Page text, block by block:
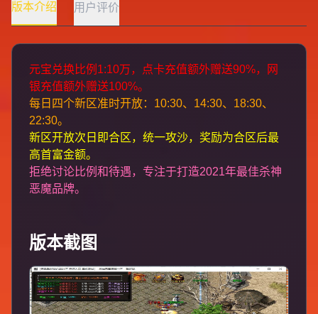
版本介绍 用户评价
元宝兑换比例1:10万，点卡充值额外赠送90%，网
银充值额外赠送100%。
每日四个新区准时开放：10:30、14:30、18:30、
22:30。
新区开放次日即合区，统一攻沙，奖励为合区后最
高首富金额。
拒绝讨论比例和待遇，专注于打造2021年最佳杀神
恶魔品牌。
版本截图